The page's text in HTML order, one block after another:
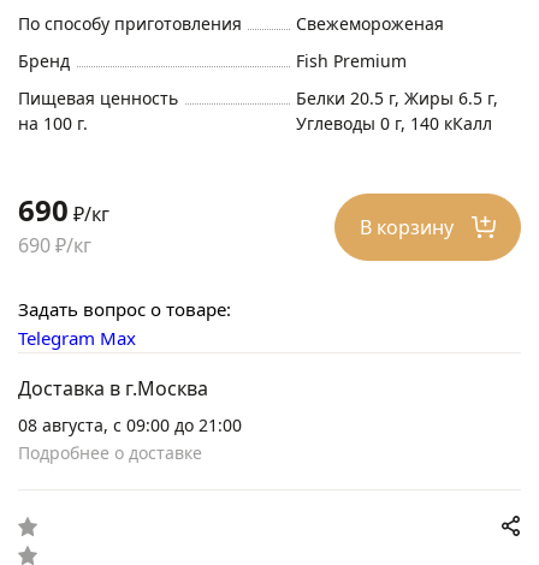
По способу приготовления
Свежемороженая
Бренд
Fish Premium
Пищевая ценность
на 100 г.
Белки 20.5 г, Жиры 6.5 г,
Углеводы 0 г, 140 кКалл
690 ₽/кг
690 ₽/кг
В корзину
Задать вопрос о товаре:
Telegram Max
Доставка в г.Москва
08 августа, с 09:00 до 21:00
Подробнее о доставке